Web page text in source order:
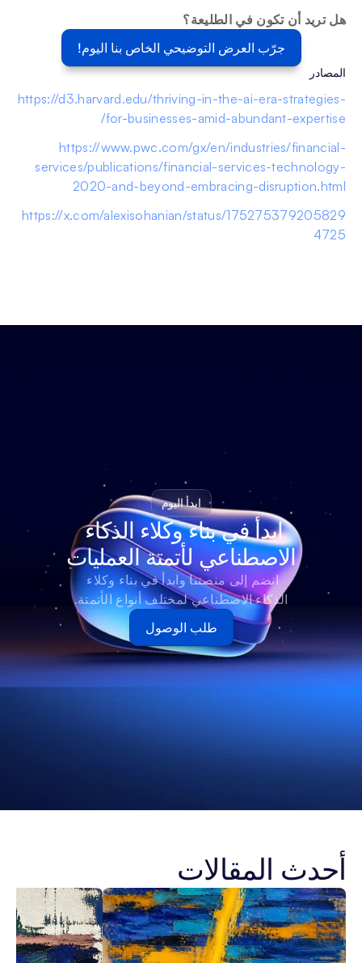
هل تريد أن تكون في الطليعة؟
جرّب العرض التوضيحي الخاص بنا اليوم!
المصادر
https://d3.harvard.edu/thriving-in-the-ai-era-strategies-
for-businesses-amid-abundant-expertise/
https://www.pwc.com/gx/en/industries/financial-
services/publications/financial-services-technology-
2020-and-beyond-embracing-disruption.html
https://x.com/alexisohanian/status/175275379205829
4725
ابدأ اليوم
ابدأ في بناء وكلاء الذكاء
الاصطناعي لأتمتة العمليات
الذكاء الاصطناعي لمختلف أنواع الأتمتة.
طلب الوصول
أحدث المقالات